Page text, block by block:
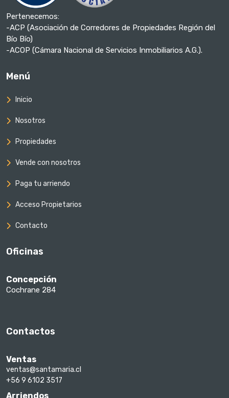
Pertenecemos:
-ACP (Asociación de Corredores de Propiedades Región del
Bío Bío)
-ACOP (Cámara Nacional de Servicios Inmobiliarios A.G.).
Menú
Inicio
Nosotros
Propiedades
Vende con nosotros
Paga tu arriendo
Acceso Propietarios
Contacto
Oficinas
Concepción
Cochrane 284
Contactos
Ventas
ventas@santamaria.cl
+56 9 6102 3517
Arriendos